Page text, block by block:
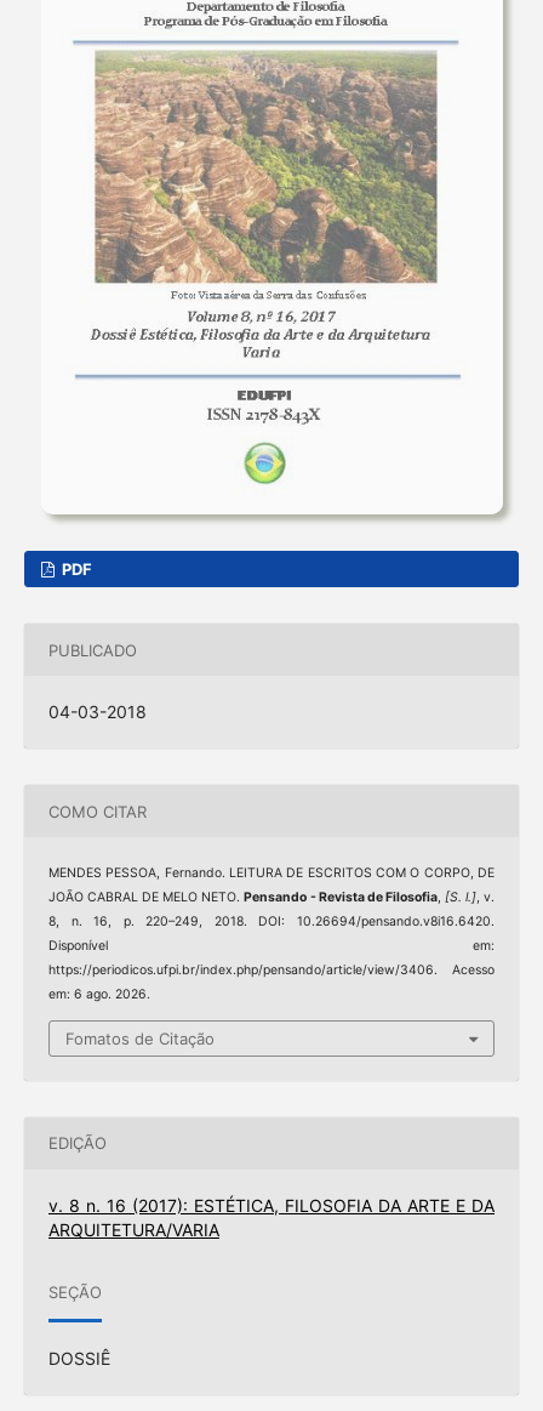
PDF
PUBLICADO
04-03-2018
COMO CITAR
MENDES PESSOA, Fernando. LEITURA DE ESCRITOS COM O CORPO, DE
JOÃO CABRAL DE MELO NETO.Pensando - Revista de Filosofia, [S. l.], v.
8, n. 16, p. 220–249, 2018. DOI: 10.26694/pensando.v8i16.6420.
Disponível em:
https://periodicos.ufpi.br/index.php/pensando/article/view/3406. Acesso
em: 6 ago. 2026.
Fomatos de Citação
EDIÇÃO
v. 8 n. 16 (2017): ESTÉTICA, FILOSOFIA DA ARTE E DA
ARQUITETURA/VARIA
SEÇÃO
DOSSIÊ